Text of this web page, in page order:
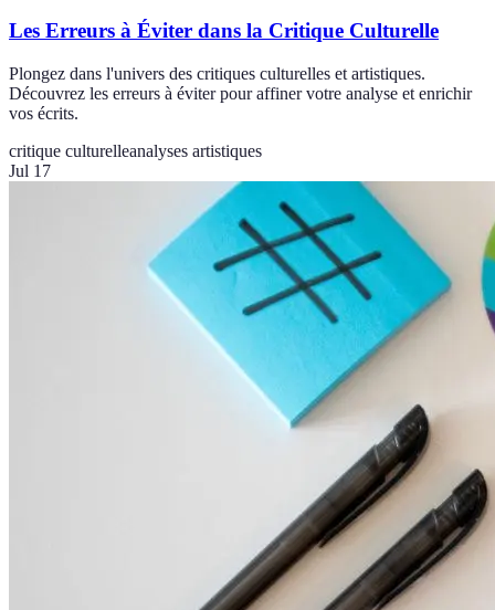
Les Erreurs à Éviter dans la Critique Culturelle
Plongez dans l'univers des critiques culturelles et artistiques.
Découvrez les erreurs à éviter pour affiner votre analyse et enrichir
vos écrits.
critique culturelleanalyses artistiques
Jul 17